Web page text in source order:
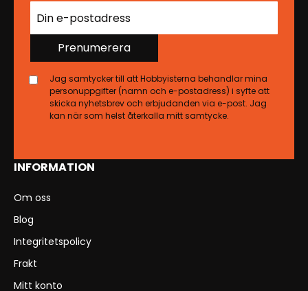
INFORMATION
Om oss
Blog
Integritetspolicy
Frakt
Mitt konto
Prenumerera
Jag samtycker till att Hobbyisterna behandlar mina
personuppgifter (namn och e-postadress) i syfte att
skicka nyhetsbrev och erbjudanden via e-post. Jag
kan när som helst återkalla mitt samtycke.